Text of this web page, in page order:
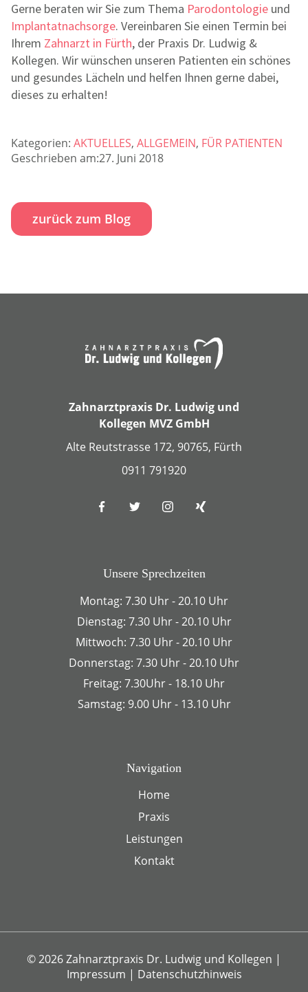
Gerne beraten wir Sie zum Thema Parodontologie und
Implantatnachsorge. Vereinbaren Sie einen Termin bei
Ihrem Zahnarzt in Fürth, der Praxis Dr. Ludwig &
Kollegen. Wir wünschen unseren Patienten ein schönes
und gesundes Lächeln und helfen Ihnen gerne dabei,
dieses zu erhalten!
Kategorien: AKTUELLES, ALLGEMEIN, FÜR PATIENTEN
Geschrieben am:27. Juni 2018
zurück zum Blog
Zahnarztpraxis Dr. Ludwig und
Kollegen MVZ GmbH
Alte Reutstrasse 172, 90765, Fürth
0911 791920
Unsere Sprechzeiten
Montag: 7.30 Uhr - 20.10 Uhr
Dienstag: 7.30 Uhr - 20.10 Uhr
Mittwoch: 7.30 Uhr - 20.10 Uhr
Donnerstag: 7.30 Uhr - 20.10 Uhr
Freitag: 7.30Uhr - 18.10 Uhr
Samstag: 9.00 Uhr - 13.10 Uhr
Navigation
Home
Praxis
Leistungen
Kontakt
© 2026 Zahnarztpraxis Dr. Ludwig und Kollegen |
Impressum | Datenschutzhinweis